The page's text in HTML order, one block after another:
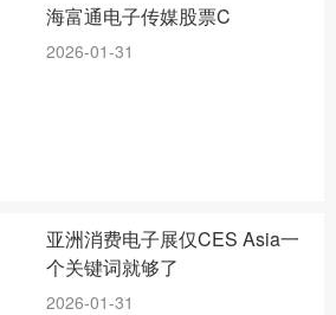
海富通电子传媒股票C
2026-01-31
亚洲消费电子展仅CES Asia一
个关键词就够了
2026-01-31